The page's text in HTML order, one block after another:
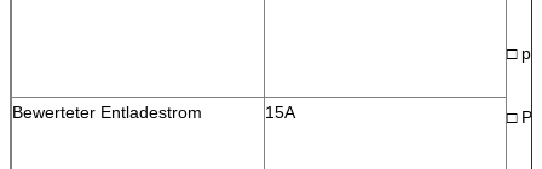
□
□
Bewerteter Entladestrom 15A